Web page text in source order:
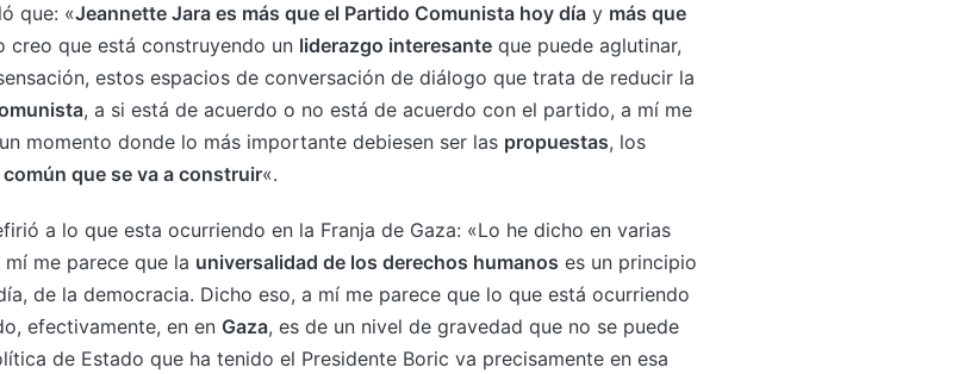
que: «Jeannette Jara es más que el Partido Comunista hoy día y más que
creo que está construyendo un liderazgo interesante que puede aglutinar,
estos espacios de conversación de diálogo que trata de reducir la
, a si está de acuerdo o no está de acuerdo con el partido, a mí me
momento donde lo más importante debiesen ser las propuestas, los
que se va a construir«.
a lo que esta ocurriendo en la Franja de Gaza: «Lo he dicho en varias
me parece que la universalidad de los derechos humanos es un principio
de la democracia. Dicho eso, a mí me parece que lo que está ocurriendo
efectivamente, en en Gaza, es de un nivel de gravedad que no se puede
de Estado que ha tenido el Presidente Boric va precisamente en esa